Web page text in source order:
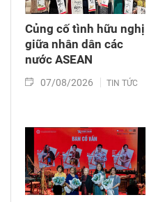
Củng cố tình hữu nghị
giữa nhân dân các
nước ASEAN
07/08/2026 TIN TỨC